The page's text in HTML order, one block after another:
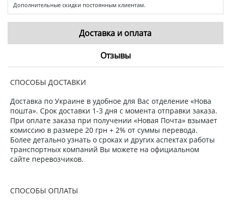
Дополнительные скидки постоянным клиентам.
Доставка и оплата
Отзывы
СПОСОБЫ ДОСТАВКИ
Доставка по Украине в удобное для Вас отделение «Нова
пошта». Срок доставки 1-3 дня с момента отправки заказа.
При оплате заказа при получении «Новая Почта» взымает
комиссию в размере 20 грн + 2% от суммы перевода.
Более детально узнать о сроках и других аспектах работы
транспортных компаний Вы можете на официальном
сайте перевозчиков.
СПОСОБЫ ОПЛАТЫ